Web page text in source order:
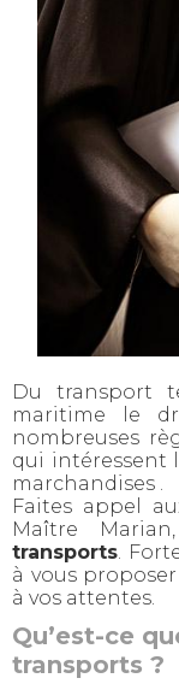
Du transport
maritime le
nombreuses
qui intéressent
marchandises .
Faites appel
Maître
transports.
à vous
à vos attentes.
Qu’est-ce
transports ?